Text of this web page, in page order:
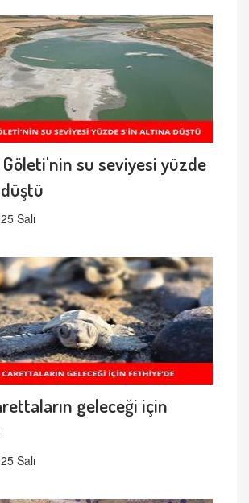
su seviyesi yüzde
Salı
geleceği için
Salı